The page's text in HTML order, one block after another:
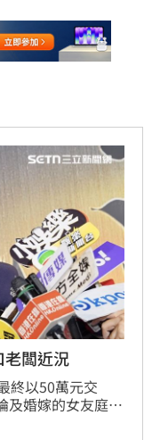
闆近況
終以50萬元交
及婚嫁的女友庭瑄